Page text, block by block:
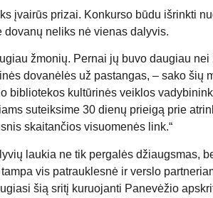
įvairūs prizai. Konkurso būdu išrinkti
neliks nė vienas dalyvis.
žmonių. Pernai jų buvo daugiau
dovanėlės už pastangas, – sako šių
bibliotekos kultūrinės veiklos
suteiksime 30 dienų prieigą prie
skaitančios visuomenės link.“
laukia ne tik pergalės džiaugsmas,
tampa vis patrauklesnė ir verslo
šią sritį kuruojanti Panevėžio